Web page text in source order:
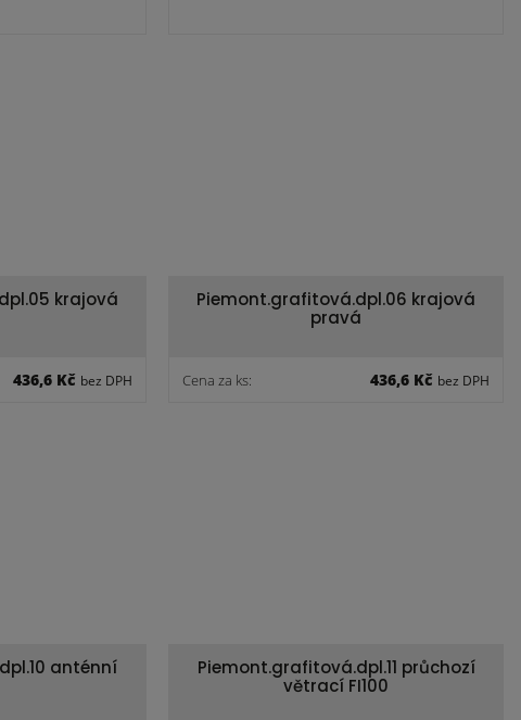
krajová
436,6 Kč bez DPH
Piemont.grafitová.dpl.06 krajová
pravá
Cena za ks: 436,6 Kč bez DPH
anténní
Piemont.grafitová.dpl.11 průchozí
větrací FI100